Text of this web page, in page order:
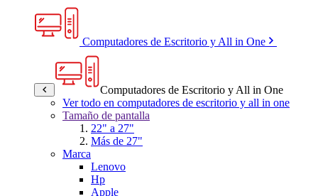
Computadores de Escritorio y All in One
Computadores de Escritorio y All in One
Ver todo en computadores de escritorio y all in one
Tamaño de pantalla
22" a 27"
Más de 27"
Marca
Lenovo
Hp
Apple